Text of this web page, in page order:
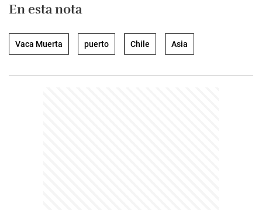
En esta nota
Vaca Muerta puerto Chile Asia